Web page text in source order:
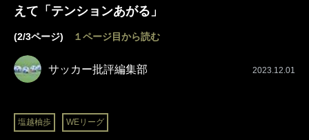
えて「テンションあがる」
(2/3ページ) １ページ目から読む
サッカー批評編集部 2023.12.01
塩越柚歩 WEリーグ